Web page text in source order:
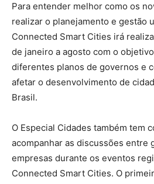
Para entender melhor como os
realizar o planejamento e gestão
Connected Smart Cities irá
de janeiro a agosto com o
diferentes planos de governos e
afetar o desenvolvimento de
Brasil.
O Especial Cidades também tem
acompanhar as discussões entre
empresas durante os eventos
Connected Smart Cities. O